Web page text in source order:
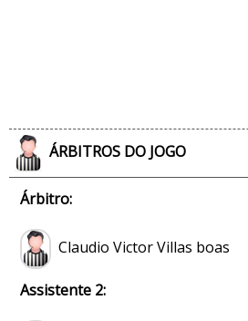
ÁRBITROS DO JOGO
Árbitro:
Claudio Victor Villas boas
Assistente 2: